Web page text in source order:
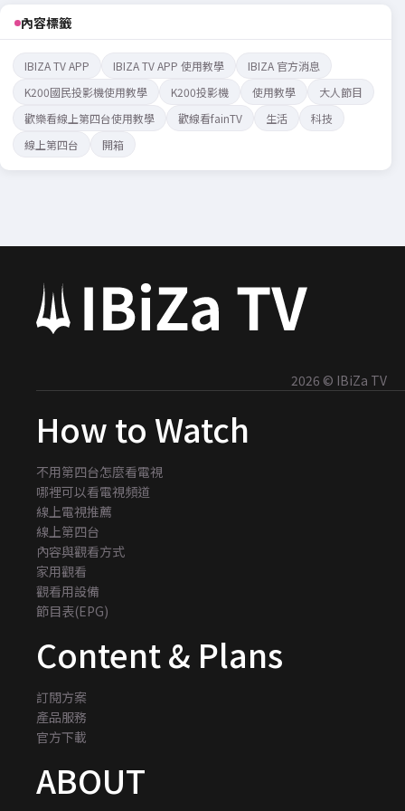
內容標籤
IBIZA TV APP IBIZA TV APP 使用教學
IBIZA 官方消息
K200國民投影機使用教學
K200投影機 使用教學
大人節目
歡樂看線上第四台使用教學
歡線看fainTV 生活
科技
線上第四台
開箱
2026 © IBiZa TV
How to Watch
不用第四台怎麼看電視
哪裡可以看電視頻道
線上電視推薦
線上第四台
內容與觀看方式
家用觀看
觀看用設備
節目表(EPG)
Content & Plans
訂閱方案
產品服務
官方下載
ABOUT